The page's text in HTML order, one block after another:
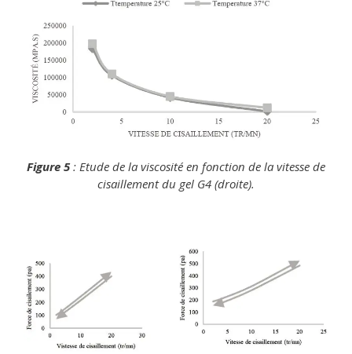
Figure 5: Etude de la viscosité en fonction de la vitesse de
cisaillement du gel G4 (droite).